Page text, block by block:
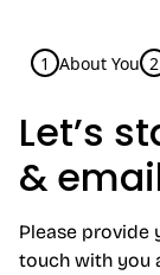
1 About You 2
Let’s
&
Please provide
touch with you